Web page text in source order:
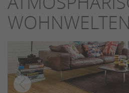
WOHNWELTEN